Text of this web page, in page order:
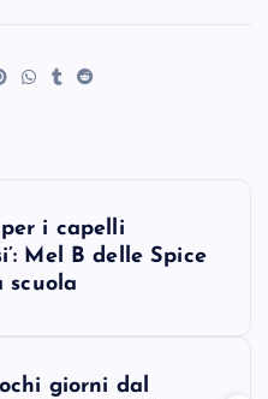
i capelli
Mel B delle Spice
scuola
giorni dal